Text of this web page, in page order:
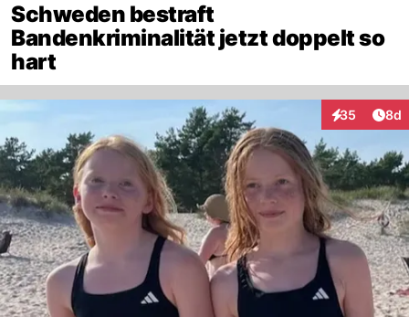
Schweden bestraft
Bandenkriminalität jetzt doppelt so
hart
35
Interaktionen
8d